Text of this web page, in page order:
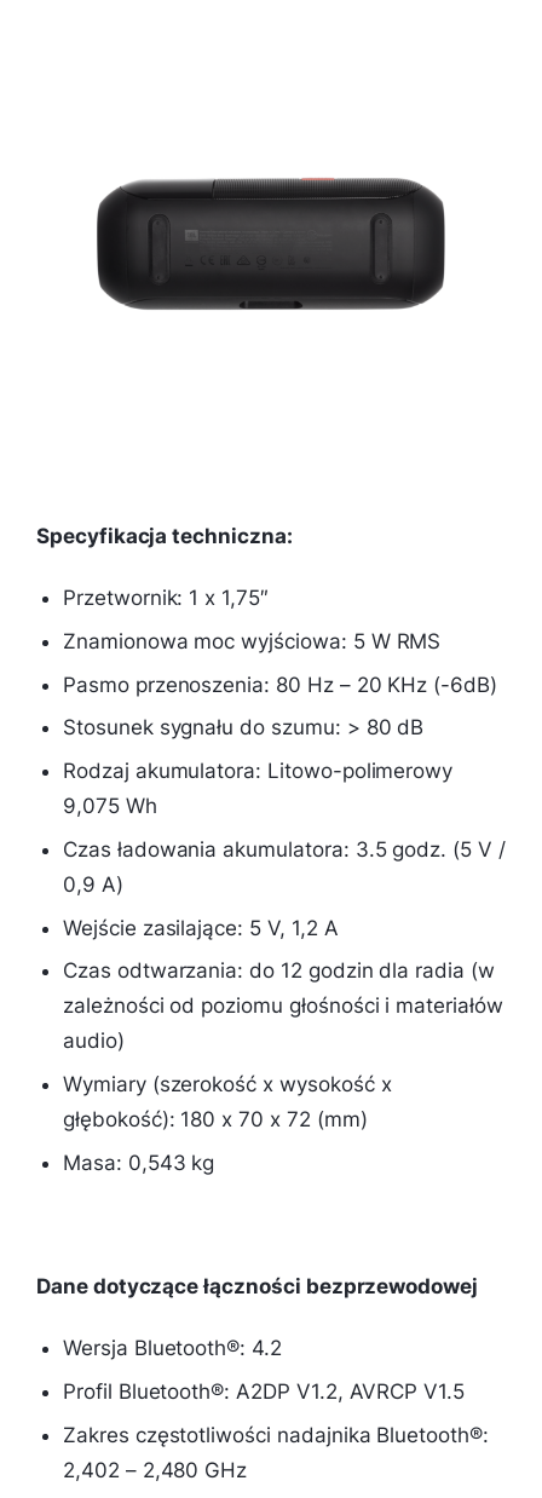
Specyfikacja techniczna:
Przetwornik: 1 x 1,75″
Znamionowa moc wyjściowa: 5 W RMS
Pasmo przenoszenia: 80 Hz – 20 KHz (-6dB)
Stosunek sygnału do szumu: > 80 dB
Rodzaj akumulatora: Litowo-polimerowy
9,075 Wh
Czas ładowania akumulatora: 3.5 godz. (5 V /
0,9 A)
Wejście zasilające: 5 V, 1,2 A
Czas odtwarzania: do 12 godzin dla radia (w
zależności od poziomu głośności i materiałów
audio)
Wymiary (szerokość x wysokość x
głębokość): 180 x 70 x 72 (mm)
Masa: 0,543 kg
Dane dotyczące łączności bezprzewodowej
Wersja Bluetooth®: 4.2
Profil Bluetooth®: A2DP V1.2, AVRCP V1.5
Zakres częstotliwości nadajnika Bluetooth®:
2,402 – 2,480 GHz